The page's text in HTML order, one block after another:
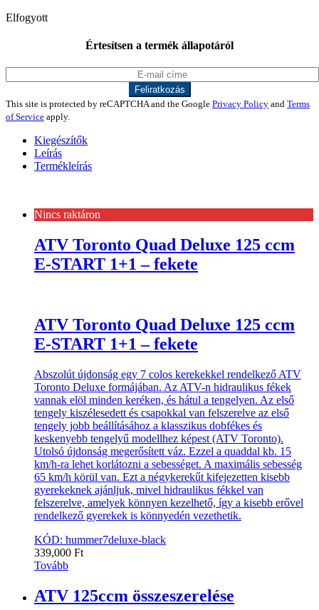
Elfogyott
Értesítsen a termék állapotáról
This site is protected by reCAPTCHA and the Google Privacy Policy and Terms
of Service apply.
Kiegészítők
Leírás
Termékleírás
Nincs raktáron
ATV Toronto Quad Deluxe 125 ccm
E-START 1+1 – fekete
ATV Toronto Quad Deluxe 125 ccm
E-START 1+1 – fekete
Abszolút újdonság egy 7 colos kerekekkel rendelkező ATV
Toronto Deluxe formájában. Az ATV-n hidraulikus fékek
vannak elöl minden keréken, és hátul a tengelyen. Az első
tengely kiszélesedett és csapokkal van felszerelve az első
tengely jobb beállításához a klasszikus dobfékes és
keskenyebb tengelyű modellhez képest (ATV Toronto).
Utolsó újdonság megerősített váz. Ezzel a quaddal kb. 15
km/h-ra lehet korlátozni a sebességet. A maximális sebesség
65 km/h körül van. Ezt a négykerekűt kifejezetten kisebb
gyerekeknek ajánljuk, mivel hidraulikus fékkel van
felszerelve, amelyek könnyen kezelhető, így a kisebb erővel
rendelkező gyerekek is könnyedén vezethetik.
KÓD: hummer7deluxe-black
339,000 Ft
Tovább
ATV 125ccm összeszerelése